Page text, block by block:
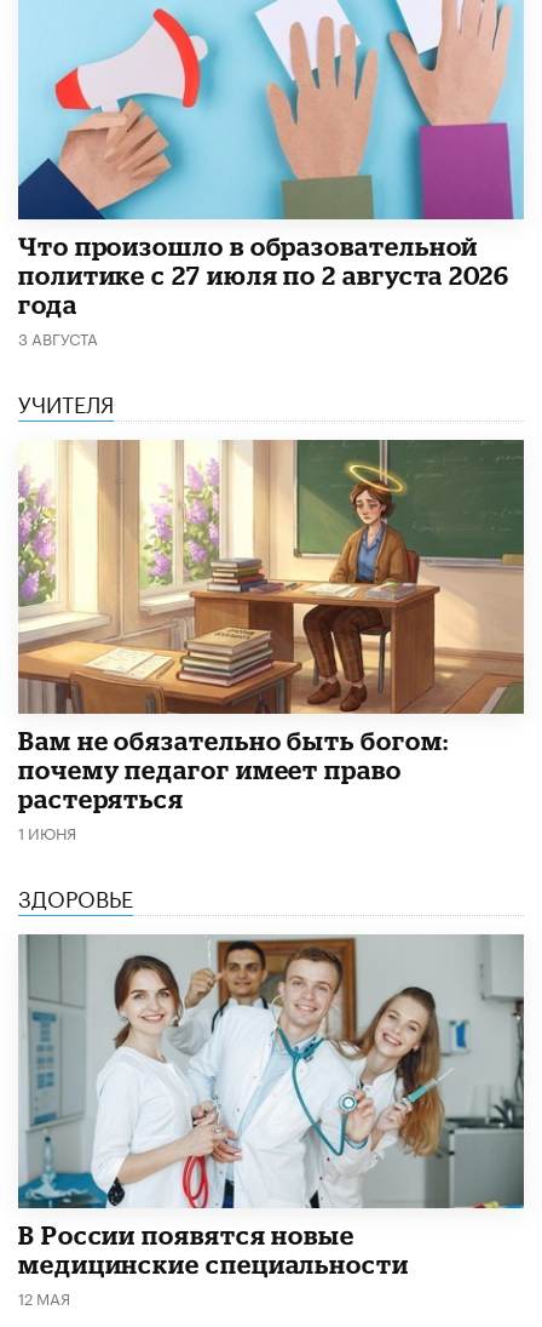
​Что произошло в образовательной
политике с 27 июля по 2 августа 2026
года
3 АВГУСТА
УЧИТЕЛЯ
​Вам не обязательно быть богом:
почему педагог имеет право
растеряться
1 ИЮНЯ
ЗДОРОВЬЕ
В России появятся новые
медицинские специальности
12 МАЯ